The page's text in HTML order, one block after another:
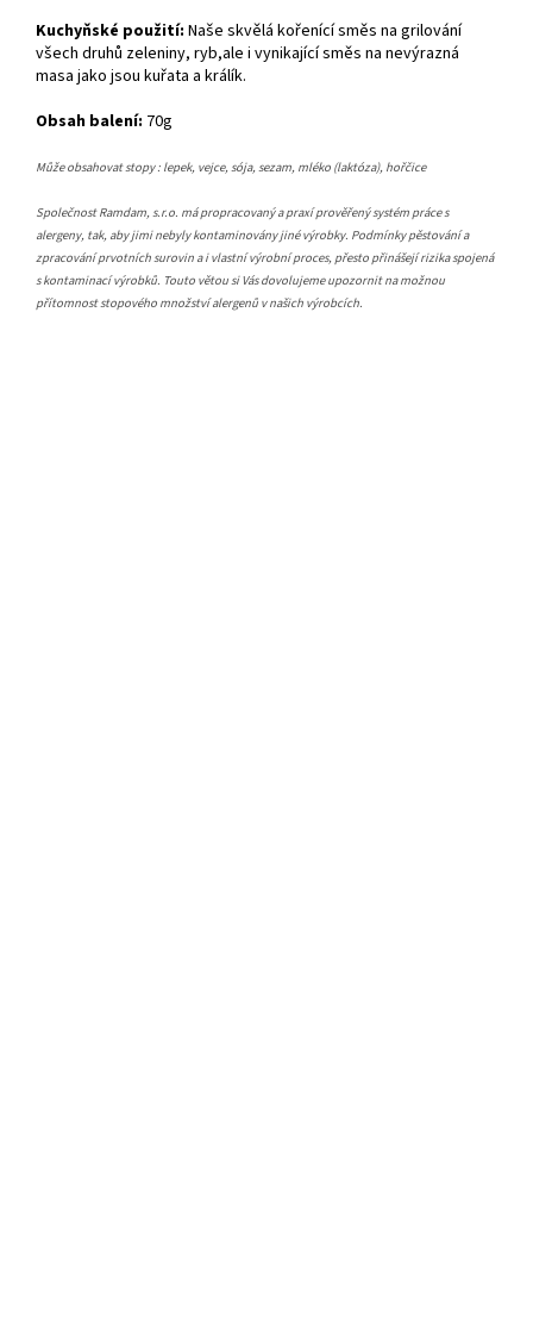
Kuchyňské použití: Naše skvělá kořenící směs na grilování
všech druhů zeleniny, ryb,ale i vynikající směs na nevýrazná
masa jako jsou kuřata a králík.
Obsah balení: 70g
Může obsahovat stopy : lepek, vejce, sója, sezam, mléko (laktóza), hořčice
Společnost Ramdam, s.r.o. má propracovaný a praxí prověřený systém práce s
alergeny, tak, aby jimi nebyly kontaminovány jiné výrobky. Podmínky pěstování a
zpracování prvotních surovin a i vlastní výrobní proces, přesto přinášejí rizika spojená
s kontaminací výrobků. Touto větou si Vás dovolujeme upozornit na možnou
přítomnost stopového množství alergenů v našich výrobcích.